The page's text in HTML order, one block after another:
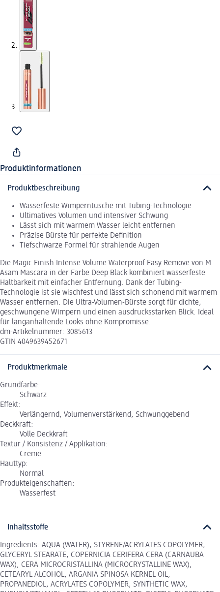
Produktinformationen
Produktbeschreibung
Wasserfeste Wimperntusche mit Tubing-Technologie
Ultimatives Volumen und intensiver Schwung
Lässt sich mit warmem Wasser leicht entfernen
Präzise Bürste für perfekte Definition
Tiefschwarze Formel für strahlende Augen
Die Magic Finish Intense Volume Waterproof Easy Remove von M.
Asam Mascara in der Farbe Deep Black kombiniert wasserfeste
Haltbarkeit mit einfacher Entfernung. Dank der Tubing-
Technologie ist sie wischfest und lässt sich schonend mit warmem
Wasser entfernen. Die Ultra-Volumen-Bürste sorgt für dichte,
geschwungene Wimpern und einen ausdrucksstarken Blick. Ideal
für langanhaltende Looks ohne Kompromisse.
dm-Artikelnummer: 3085613
GTIN 4049639452671
Produktmerkmale
Grundfarbe:
Schwarz
Effekt:
Verlängernd, Volumenverstärkend, Schwunggebend
Deckkraft:
Volle Deckkraft
Textur / Konsistenz / Applikation:
Creme
Hauttyp:
Normal
Produkteigenschaften:
Wasserfest
Inhaltsstoffe
Ingredients: AQUA (WATER), STYRENE/ACRYLATES COPOLYMER,
GLYCERYL STEARATE, COPERNICIA CERIFERA CERA (CARNAUBA
WAX), CERA MICROCRISTALLINA (MICROCRYSTALLINE WAX),
CETEARYL ALCOHOL, ARGANIA SPINOSA KERNEL OIL,
PROPANEDIOL, ACRYLATES COPOLYMER, SYNTHETIC WAX,